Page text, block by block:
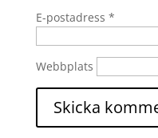
E-postadress *
Webbplats